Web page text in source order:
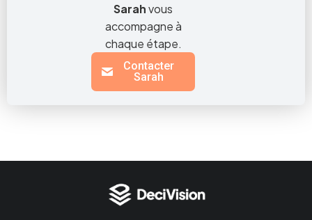
Sarahvous
accompagne à
chaque étape.
Contacter
Sarah